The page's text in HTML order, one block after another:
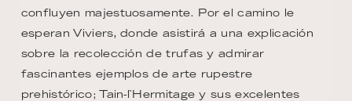
confluyen majestuosamente. Por el camino le
esperan Viviers, donde asistirá a una explicación
sobre la recolección de trufas y admirar
fascinantes ejemplos de arte rupestre
prehistórico; Tain-l`Hermitage y sus excelentes